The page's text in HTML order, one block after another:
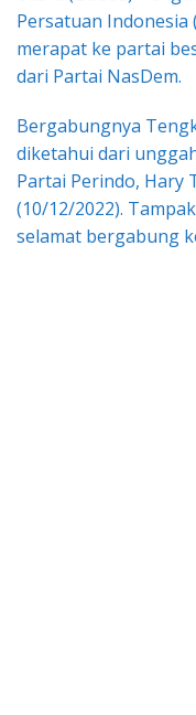
Persatuan Indonesia
merapat ke partai
dari Partai NasDem.
Bergabungnya
diketahui dari
Partai Perindo, Hary
(10/12/2022).
selamat bergabung